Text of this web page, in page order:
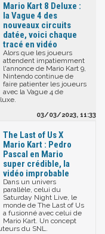
Mario Kart 8 Deluxe :
la Vague 4 des
nouveaux circuits
datée, voici chaque
tracé en vidéo
Alors que les joueurs
attendent impatiemment
l'annonce de Mario Kart 9,
Nintendo continue de
faire patienter les joueurs
avec la Vague 4 de
03/03/2023, 11:33
The Last of Us X
Mario Kart : Pedro
Pascal en Mario
super crédible, la
vidéo improbable
Dans un univers
parallèle, celui du
Saturday Night Live, le
monde de The Last of Us
a fusionné avec celui de
Mario Kart. Un concept
du SNL.